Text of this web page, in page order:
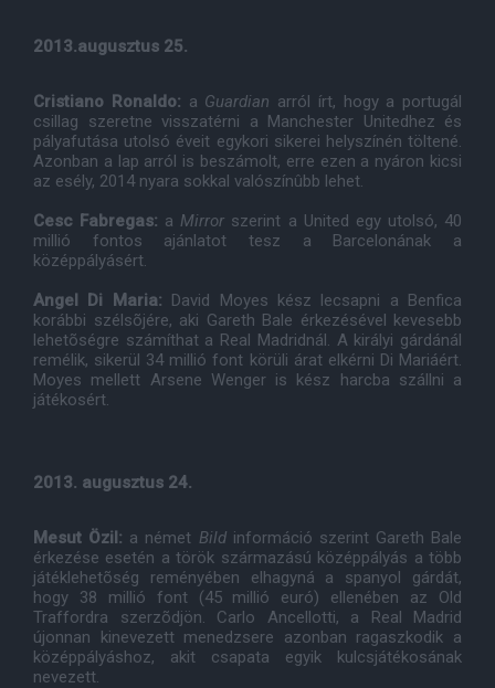
2013.augusztus 25.
Cristiano Ronaldo: a Guardian arról írt, hogy a portugál
csillag szeretne visszatérni a Manchester Unitedhez és
pályafutása utolsó éveit egykori sikerei helyszínén töltené.
Azonban a lap arról is beszámolt, erre ezen a nyáron kicsi
az esély, 2014 nyara sokkal valószínûbb lehet.
Cesc Fabregas: a Mirror szerint a United egy utolsó, 40
millió fontos ajánlatot tesz a Barcelonának a
középpályásért.
Angel Di Maria: David Moyes kész lecsapni a Benfica
korábbi szélsõjére, aki Gareth Bale érkezésével kevesebb
lehetõségre számíthat a Real Madridnál. A királyi gárdánál
remélik, sikerül 34 millió font körüli árat elkérni Di Mariáért.
Moyes mellett Arsene Wenger is kész harcba szállni a
játékosért.
2013. augusztus 24.
Mesut Özil: a német Bildinformáció szerint Gareth Bale
érkezése esetén a török származású középpályás a több
játéklehetõség reményében elhagyná a spanyol gárdát,
hogy 38 millió font (45 millió euró) ellenében az Old
Traffordra szerzõdjön. Carlo Ancellotti, a Real Madrid
újonnan kinevezett menedzsere azonban ragaszkodik a
középpályáshoz, akit csapata egyik kulcsjátékosának
nevezett.